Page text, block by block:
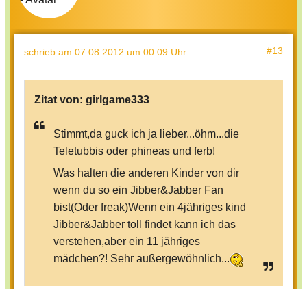
schrieb am 07.08.2012 um 00:09 Uhr: #13
Zitat von: girlgame333
Stimmt,da guck ich ja lieber...öhm...die
Teletubbis oder phineas und ferb!
Was halten die anderen Kinder von dir
wenn du so ein Jibber&Jabber Fan
bist(Oder freak)Wenn ein 4jähriges kind
Jibber&Jabber toll findet kann ich das
verstehen,aber ein 11 jähriges
mädchen?! Sehr außergewöhnlich...